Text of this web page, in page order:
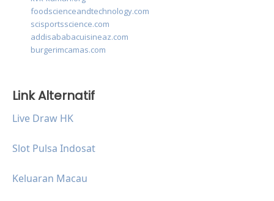
foodscienceandtechnology.com
scisportsscience.com
addisababacuisineaz.com
burgerimcamas.com
Link Alternatif
Live Draw HK
Slot Pulsa Indosat
Keluaran Macau